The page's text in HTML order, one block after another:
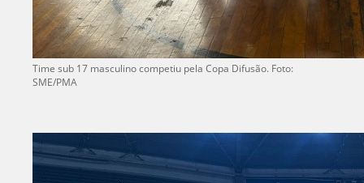
Time sub 17 masculino competiu pela Copa Difusão. Foto:
SME/PMA